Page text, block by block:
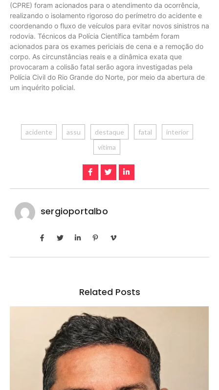
(CPRE) foram acionados para o atendimento da ocorrência,
realizando o isolamento rigoroso do perímetro do acidente e
coordenando o fluxo de veículos para evitar novos sinistros na
rodovia. Técnicos da Polícia Científica também foram
acionados para os exames periciais de cena e a remoção do
corpo. As circunstâncias reais e a dinâmica exata que
provocaram a colisão fatal serão agora investigadas pela
Polícia Civil do Rio Grande do Norte, por meio da abertura de
um inquérito policial.
acidente assu destaque fatal
interior
vítima
sergioportalbo
Related Posts